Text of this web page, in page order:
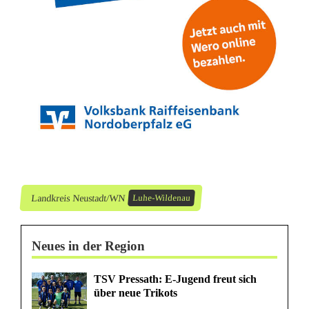
Landkreis Neustadt/WN Luhe-Wildenau
Neues in der Region
TSV Pressath: E-Jugend freut sich
über neue Trikots